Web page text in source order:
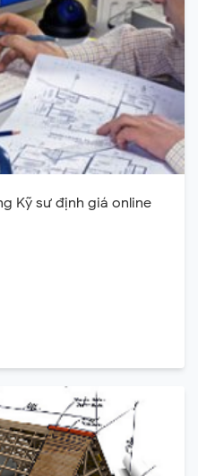
Kỹ sư định giá online